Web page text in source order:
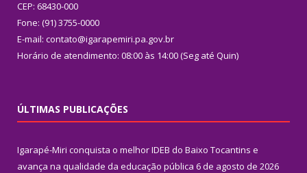
CEP: 68430-000
Fone: (91) 3755-0000
E-mail: contato@igarapemiri.pa.gov.br
Horário de atendimento: 08:00 às 14:00 (Seg até Quin)
ÚLTIMAS PUBLICAÇÕES
Igarapé-Miri conquista o melhor IDEB do Baixo Tocantins e
avança na qualidade da educação pública 6 de agosto de 2026